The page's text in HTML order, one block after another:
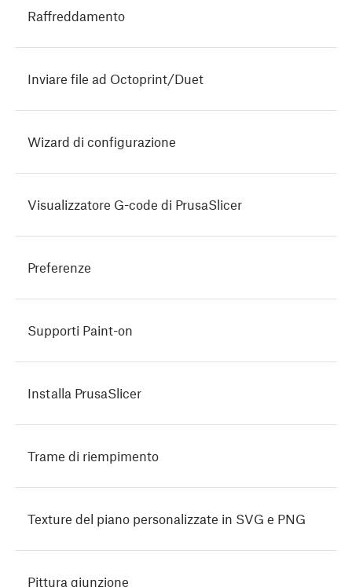
Raffreddamento
Inviare file ad Octoprint/Duet
Wizard di configurazione
Visualizzatore G-code di PrusaSlicer
Preferenze
Supporti Paint-on
Installa PrusaSlicer
Trame di riempimento
Texture del piano personalizzate in SVG e PNG
Pittura giunzione